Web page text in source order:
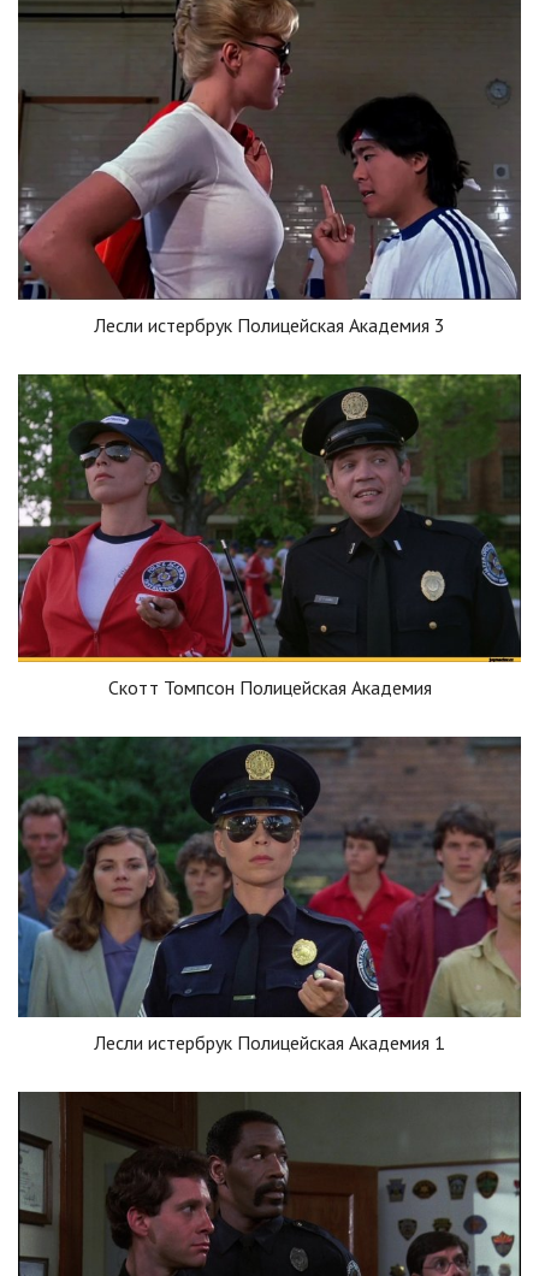
Лесли истербрук Полицейская Академия 3
Скотт Томпсон Полицейская Академия
Лесли истербрук Полицейская Академия 1